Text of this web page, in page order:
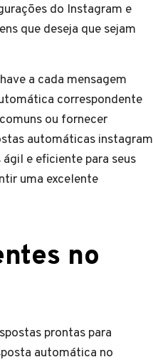
do Instagram e
que deseja que sejam
a cada mensagem
correspondente
ou fornecer
automáticas instagram
e eficiente para seus
uma excelente
no
prontas para
automática no